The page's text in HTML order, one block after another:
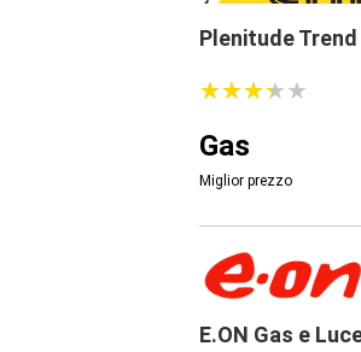
Plenitude Trend
★★★★★
★★★★★
Gas
Miglior prezzo
E.ON Gas e